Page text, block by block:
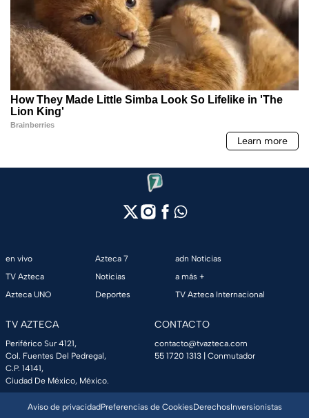
en vivo
TV Azteca
Azteca UNO
Azteca 7
Noticias
Deportes
adn Noticias
a más +
TV Azteca Internacional
TV AZTECA
Periférico Sur 4121,
Col. Fuentes Del Pedregal,
C.P. 14141,
Ciudad De México, México.
CONTACTO
contacto@tvazteca.com
55 1720 1313 | Conmutador
Aviso de privacidadPreferencias de CookiesDerechosInversionistas